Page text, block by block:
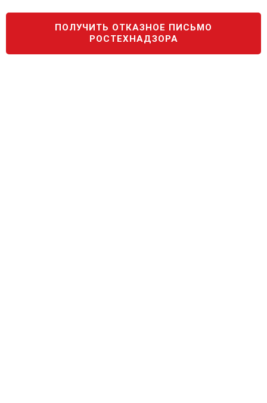
ПОЛУЧИТЬ ОТКАЗНОЕ ПИСЬМО
РОСТЕХНАДЗОРА